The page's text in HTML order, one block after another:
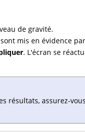
de gravité.
mis en évidence
. L'écran se
résultats, assurez-